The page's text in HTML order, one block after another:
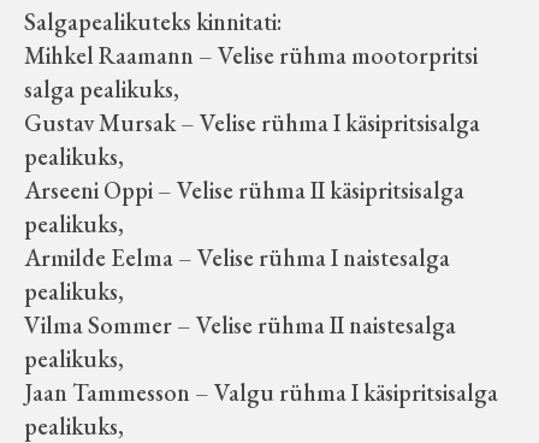
Salgapealikuteks kinnitati:
Mihkel Raamann – Velise rühma mootorpritsi
salga pealikuks,
Gustav Mursak – Velise rühma I käsipritsisalga
pealikuks,
Arseeni Oppi – Velise rühma II käsipritsisalga
pealikuks,
Armilde Eelma – Velise rühma I naistesalga
pealikuks,
Vilma Sommer – Velise rühma II naistesalga
pealikuks,
Jaan Tammesson – Valgu rühma I käsipritsisalga
pealikuks,